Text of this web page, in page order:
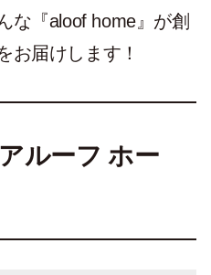
な『aloof home』が創
お届けします！
ルーフ ホー